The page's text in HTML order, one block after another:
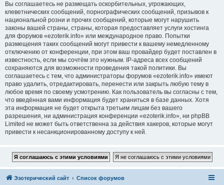
Вы соглашаетесь не размещать оскорбительных, угрожающих,
клеветнических сообщений, порнографических сообщений, призывов к
национальной розни и прочих сообщений, которые могут нарушить
законы вашей страны, страны, которая предоставляет услуги хостинга
для форумов «ezoterik.info» или международное право. Попытки
размещения таких сообщений могут привести к вашему немедленному
отключению от конференции, при этом ваш провайдер будет поставлен в
известность, если мы сочтём это нужным. IP-адреса всех сообщений
сохраняются для возможности проведения такой политики. Вы
соглашаетесь с тем, что администраторы форумов «ezoterik.info» имеют
право удалить, отредактировать, перенести или закрыть любую тему в
любое время по своему усмотрению. Как пользователь вы согласны с тем,
что введённая вами информация будет храниться в базе данных. Хотя
эта информация не будет открыта третьим лицам без вашего
разрешения, ни администрация конференции «ezoterik.info», ни phpBB
Limited не может быть ответственна за действия хакеров, которые могут
привести к несанкционированному доступу к ней.
Эзотерический сайт Список форумов